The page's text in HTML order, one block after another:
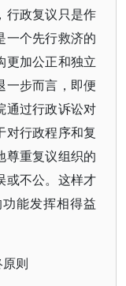
行政复议只是作
一个先行救济的
更加公正和独立
一步而言，即便
通过行政诉讼对
对行政程序和复
尊重复议组织的
或不公。这样才
能发挥相得益
原则